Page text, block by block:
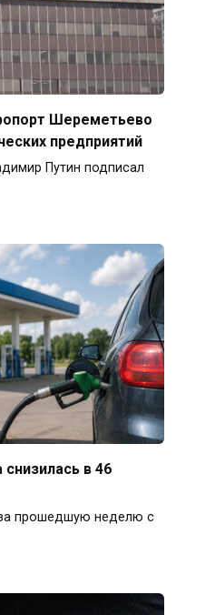
Шереметьево
предприятий
Путин подписал
в 46
прошедшую неделю с